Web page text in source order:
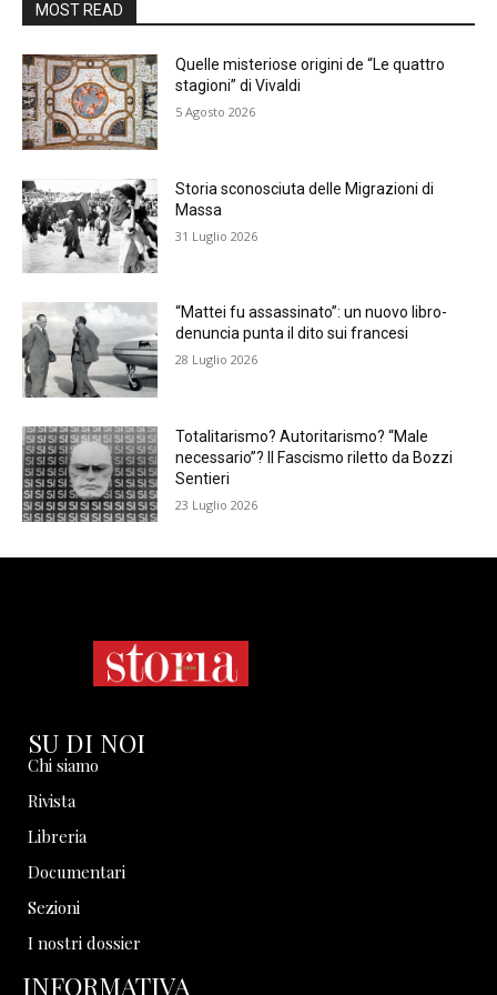
MOST READ
Quelle misteriose origini de “Le quattro
stagioni” di Vivaldi
5 Agosto 2026
Storia sconosciuta delle Migrazioni di
Massa
31 Luglio 2026
“Mattei fu assassinato”: un nuovo libro-
denuncia punta il dito sui francesi
28 Luglio 2026
Totalitarismo? Autoritarismo? “Male
necessario”? Il Fascismo riletto da Bozzi
Sentieri
23 Luglio 2026
SU DI NOI
Chi siamo
Rivista
Libreria
Documentari
Sezioni
I nostri dossier
INFORMATIVA